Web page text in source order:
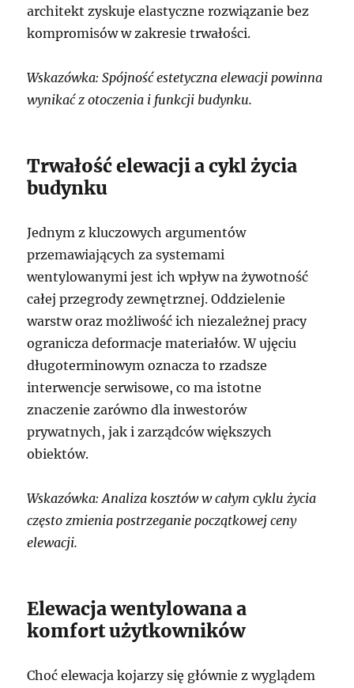
architekt zyskuje elastyczne rozwiązanie bez
kompromisów w zakresie trwałości.
Wskazówka: Spójność estetyczna elewacji powinna
wynikać z otoczenia i funkcji budynku.
Trwałość elewacji a cykl życia
budynku
Jednym z kluczowych argumentów
przemawiających za systemami
wentylowanymi jest ich wpływ na żywotność
całej przegrody zewnętrznej. Oddzielenie
warstw oraz możliwość ich niezależnej pracy
ogranicza deformacje materiałów. W ujęciu
długoterminowym oznacza to rzadsze
interwencje serwisowe, co ma istotne
znaczenie zarówno dla inwestorów
prywatnych, jak i zarządców większych
obiektów.
Wskazówka: Analiza kosztów w całym cyklu życia
często zmienia postrzeganie początkowej ceny
elewacji.
Elewacja wentylowana a
komfort użytkowników
Choć elewacja kojarzy się głównie z wyglądem